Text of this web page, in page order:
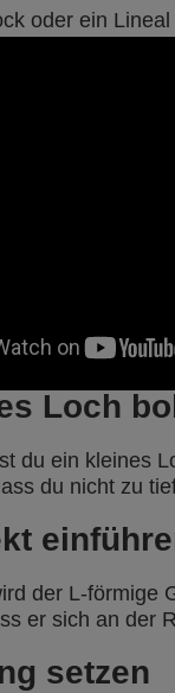
oder ein Lineal
Loch
du ein kleines
du nicht zu
der L-förmige
er sich an der
setzen